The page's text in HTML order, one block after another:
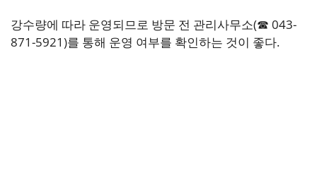
강수량에 따라 운영되므로 방문 전 관리사무소(☎ 043-
871-5921)를 통해 운영 여부를 확인하는 것이 좋다.